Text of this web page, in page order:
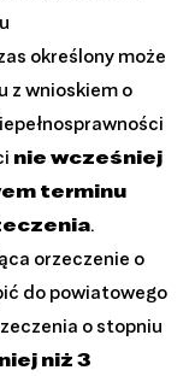
określony może
z wnioskiem o
nie wcześniej
terminu
.
orzeczenie o
do powiatowego
o stopniu
niż 3